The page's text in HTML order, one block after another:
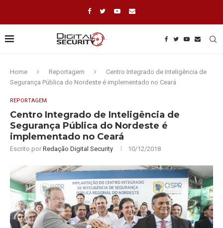
Home Reportagem
Centro Integrado de Inteligência de
Segurança Pública do Nordeste é implementado no Ceará
REPORTAGEM
Centro Integrado de Inteligência de
Segurança Pública do Nordeste é
implementado no Ceará
Escrito por Redação Digital Security 10/12/2018